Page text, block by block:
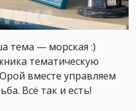
тема — морская :)
тематическую
вместе управляем
Всё так и есть!